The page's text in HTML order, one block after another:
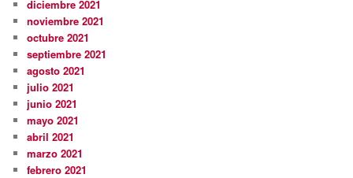
diciembre 2021
noviembre 2021
octubre 2021
septiembre 2021
agosto 2021
julio 2021
junio 2021
mayo 2021
abril 2021
marzo 2021
febrero 2021